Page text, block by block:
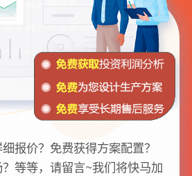
报价？免费获得方案配置？
等等，请留言~我们将快马加